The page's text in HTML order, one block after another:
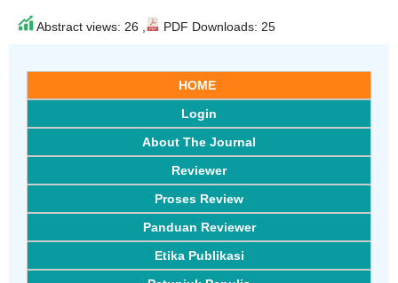
Abstract views: 26 , PDF Downloads: 25
HOME
Login
About The Journal
Reviewer
Proses Review
Panduan Reviewer
Etika Publikasi